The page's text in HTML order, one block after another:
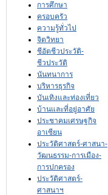
การศึกษา
ครอบครัว
ความรู้ทั่วไป
จิตวิทยา
ชีอัตชีวประวัติ-
ชีวประวัติ
นันทนาการ
บริหารธุรกิจ
บันเทิงและท่องเที่ยว
บ้านและที่อยู่อาศัย
ประชาคมเศรษฐกิจ
อาเซียน
ประวัติศาสตร์-ศาสนา-
วัฒนธรรม-การเมือง-
การปกครอง
ประวัติศาสตร์-
ศาสนาฯ